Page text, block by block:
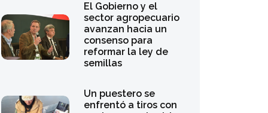
El Gobierno y el
sector agropecuario
avanzan hacia un
consenso para
reformar la ley de
semillas
Un puestero se
enfrentó a tiros con